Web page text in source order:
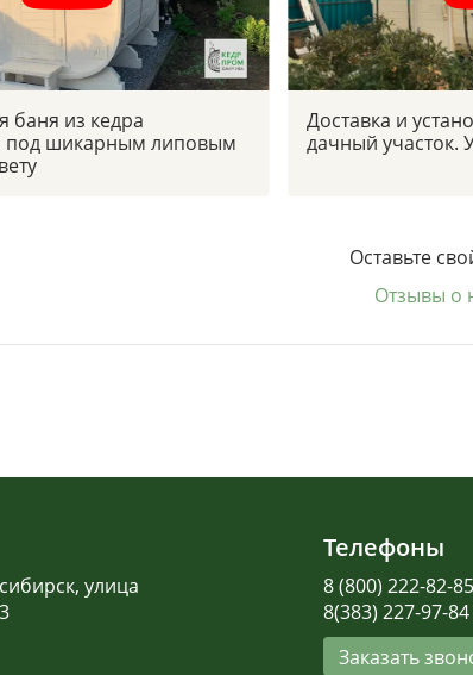
Доставка и
дачный участок.
баня из кедра
под шикарным липовым
Оставьте
Отзывы о
улица
Телефоны
8 (800) 222-82-
8(383) 227-97-
Заказать